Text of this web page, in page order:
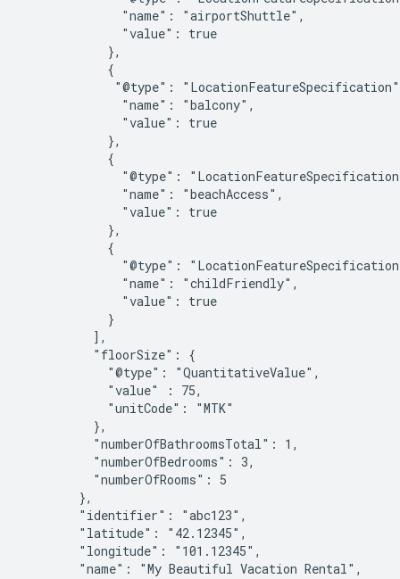
              "name": "airportShuttle",
              "value": true
            },
            {
"@type":
              "name": "balcony",
              "value": true
            },
            {
"@type":
              "name": "beachAccess",
              "value": true
            },
            {
"@type":
              "name": "childFriendly",
              "value": true
            }
          ],
          "floorSize": {
            "@type": "QuantitativeValue",
            "value" : 75,
            "unitCode": "MTK"
          },
          "numberOfBathroomsTotal": 1,
          "numberOfBedrooms": 3,
          "numberOfRooms": 5
        },
        "identifier": "abc123",
        "latitude": "42.12345",
        "longitude": "101.12345",
        "name": "My Beautiful Vacation Rental",